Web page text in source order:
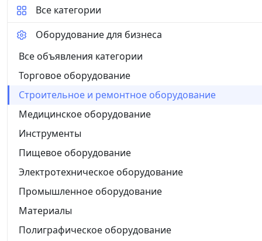
Все категории
Оборудование для бизнеса
Все объявления категории
Торговое оборудование
Строительное и ремонтное оборудование
Медицинское оборудование
Инструменты
Пищевое оборудование
Электротехническое оборудование
Промышленное оборудование
Материалы
Полиграфическое оборудование